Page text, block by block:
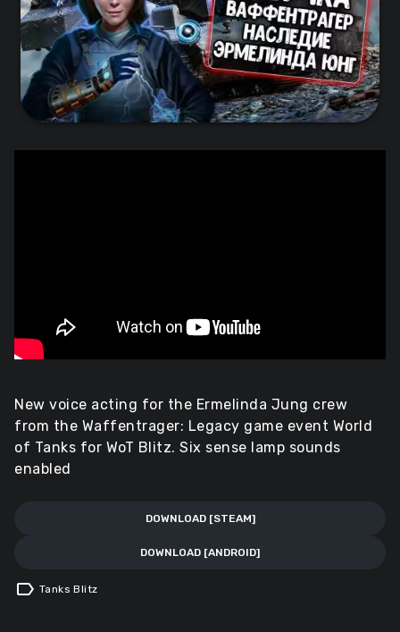
New voice acting for the Ermelinda Jung crew
from the Waffentrager: Legacy game event World
of Tanks for WoT Blitz. Six sense lamp sounds
enabled
DOWNLOAD [STEAM]
DOWNLOAD [ANDROID]
label Tanks Blitz